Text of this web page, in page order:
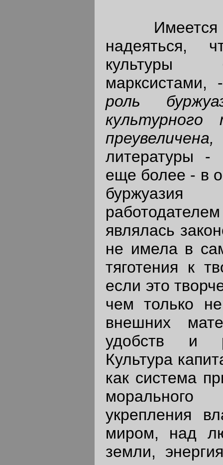
Имеется
надеяться,
культуры
роль
культурного
литературы -
еще более - в
являлась
не имела в
тяготения к
если это
чем только
внешних
удобств и
Культура
как система
укрепления
миром, над
земли,